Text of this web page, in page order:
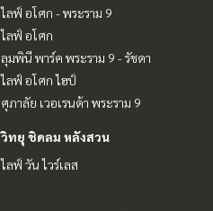
ไลฟ์ อโศก - พระราม 9
ไลฟ์ อโศก
ลุมพินี พาร์ค พระราม 9 - รัชดา
ไลฟ์ อโศก ไฮป์
ศุภาลัย เวอเรนด้า พระราม 9
วิทยุ ชิดลม หลังสวน
ไลฟ์ วัน ไวร์เลส